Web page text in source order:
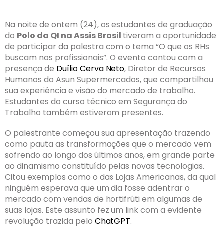
Na noite de ontem (24), os estudantes de graduação
do Polo da QI na Assis Brasil tiveram a oportunidade
de participar da palestra com o tema “O que os RHs
buscam nos profissionais”. O evento contou com a
presença de Duílio Cerva Neto, Diretor de Recursos
Humanos do Asun Supermercados, que compartilhou
sua experiência e visão do mercado de trabalho.
Estudantes do curso técnico em Segurança do
Trabalho também estiveram presentes.
O palestrante começou sua apresentação trazendo
como pauta as transformações que o mercado vem
sofrendo ao longo dos últimos anos, em grande parte
ao dinamismo constituído pelas novas tecnologias.
Citou exemplos como o das Lojas Americanas, da qual
ninguém esperava que um dia fosse adentrar o
mercado com vendas de hortifrúti em algumas de
suas lojas. Este assunto fez um link com a evidente
revolução trazida pelo ChatGPT.